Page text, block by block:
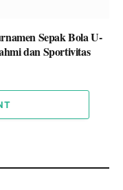
Sepak Bola U-
dan Sportivitas